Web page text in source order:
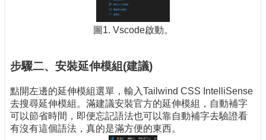
圖1. Vscode啟動。
步驟二、安裝延伸模組(建議)
點開左邊的延伸模組選單，輸入Tailwind CSS IntelliSense
去搜尋延伸模組。滿建議安裝官方的延伸模組，自動補字
可以節省時間，即便忘記語法也可以靠自動補字去驗證看
有沒有這個語法，真的是滿方便的東西。